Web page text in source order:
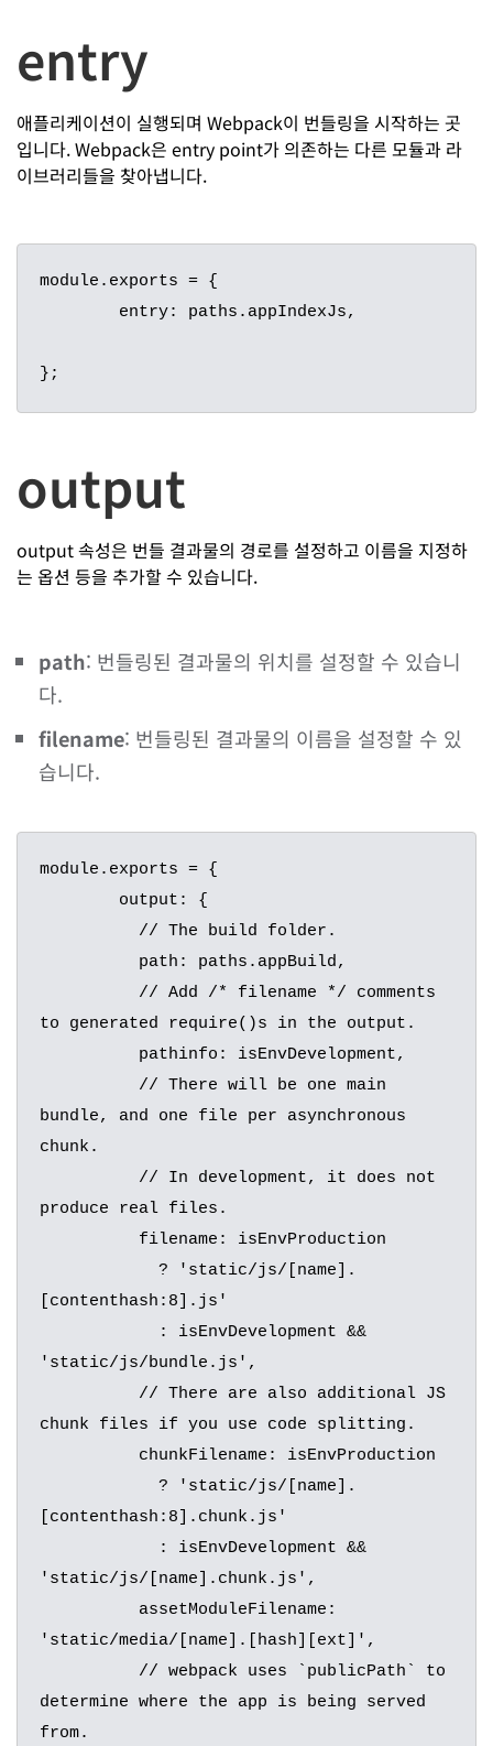
entry
애플리케이션이 실행되며 Webpack이 번들링을 시작하는 곳
입니다. Webpack은 entry point가 의존하는 다른 모듈과 라
이브러리들을 찾아냅니다.
module.exports = {
};
output
output 속성은 번들 결과물의 경로를 설정하고 이름을 지정하
는 옵션 등을 추가할 수 있습니다.
path: 번들링된 결과물의 위치를 설정할 수 있습니
다.
filename: 번들링된 결과물의 이름을 설정할 수 있
습니다.
module.exports = {
to generated require()s in the output.
bundle, and one file per asynchronous
chunk.
produce real files.
[contenthash:8].js'
'static/js/bundle.js',
chunk files if you use code splitting.
[contenthash:8].chunk.js'
'static/js/[name].chunk.js',
'static/media/[name].[hash][ext]',
determine where the app is being served
from.